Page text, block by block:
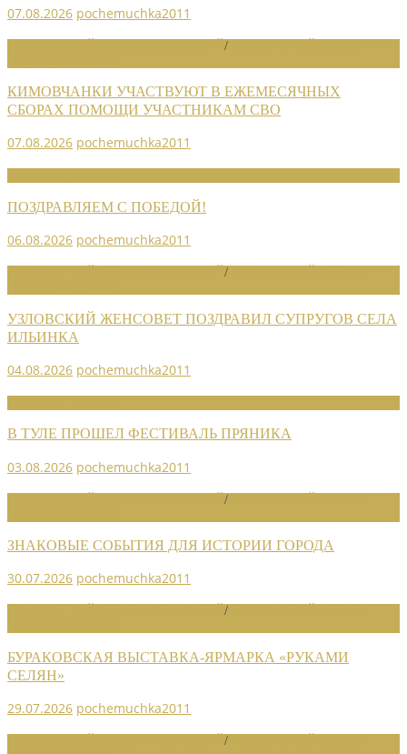
07.08.2026 pochemuchka2011
/
КИМОВЧАНКИ УЧАСТВУЮТ В ЕЖЕМЕСЯЧНЫХ
СБОРАХ ПОМОЩИ УЧАСТНИКАМ СВО
07.08.2026 pochemuchka2011
ПОЗДРАВЛЯЕМ С ПОБЕДОЙ!
06.08.2026 pochemuchka2011
/
УЗЛОВСКИЙ ЖЕНСОВЕТ ПОЗДРАВИЛ СУПРУГОВ СЕЛА
ИЛЬИНКА
04.08.2026 pochemuchka2011
В ТУЛЕ ПРОШЕЛ ФЕСТИВАЛЬ ПРЯНИКА
03.08.2026 pochemuchka2011
/
ЗНАКОВЫЕ СОБЫТИЯ ДЛЯ ИСТОРИИ ГОРОДА
30.07.2026 pochemuchka2011
/
БУРАКОВСКАЯ ВЫСТАВКА-ЯРМАРКА «РУКАМИ
СЕЛЯН»
29.07.2026 pochemuchka2011
/